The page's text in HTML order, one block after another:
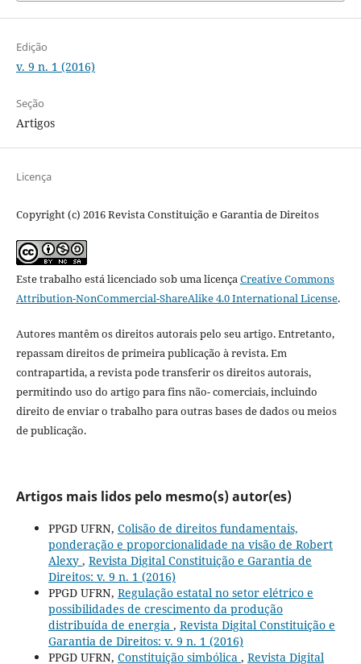
Edição
v. 9 n. 1 (2016)
Seção
Artigos
Licença
Copyright (c) 2016 Revista Constituição e Garantia de Direitos
Este trabalho está licenciado sob uma licençaCreative Commons
Attribution-NonCommercial-ShareAlike 4.0 International License.
Autores mantêm os direitos autorais pelo seu artigo. Entretanto,
repassam direitos de primeira publicação à revista. Em
contrapartida, a revista pode transferir os direitos autorais,
permitindo uso do artigo para fins não- comerciais, incluindo
direito de enviar o trabalho para outras bases de dados ou meios
de publicação.
Artigos mais lidos pelo mesmo(s) autor(es)
PPGD UFRN, Colisão de direitos fundamentais,
ponderação e proporcionalidade na visão de Robert
Alexy , Revista Digital Constituição e Garantia de
Direitos: v. 9 n. 1 (2016)
PPGD UFRN, Regulação estatal no setor elétrico e
possibilidades de crescimento da produção
distribuída de energia , Revista Digital Constituição e
Garantia de Direitos: v. 9 n. 1 (2016)
PPGD UFRN, Constituição simbólica , Revista Digital